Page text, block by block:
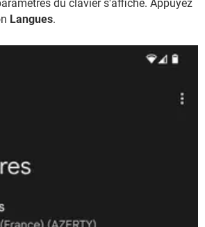
du clavier s'affiche. Appuyez
Langues.